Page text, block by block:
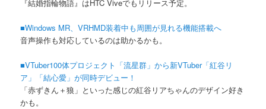
『結婚指輪物語』はHTC Viveでもリリース予定。
■Windows MR、VRHMD装着中も周囲が見れる機能搭載へ
音声操作も対応しているのは助かるかも。
■VTuber100体プロジェクト「流星群」から新VTuber「紅谷リ
ア」「結心愛」が同時デビュー！
「赤ずきん＋狼」といった感じの紅谷リアちゃんのデザイン好き
かも。